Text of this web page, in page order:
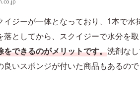
ジーが一体となっており、1本で水
としてから、スクイジーで水分を取
できるのがメリットです。洗剤な
いスポンジが付いた商品もあるの